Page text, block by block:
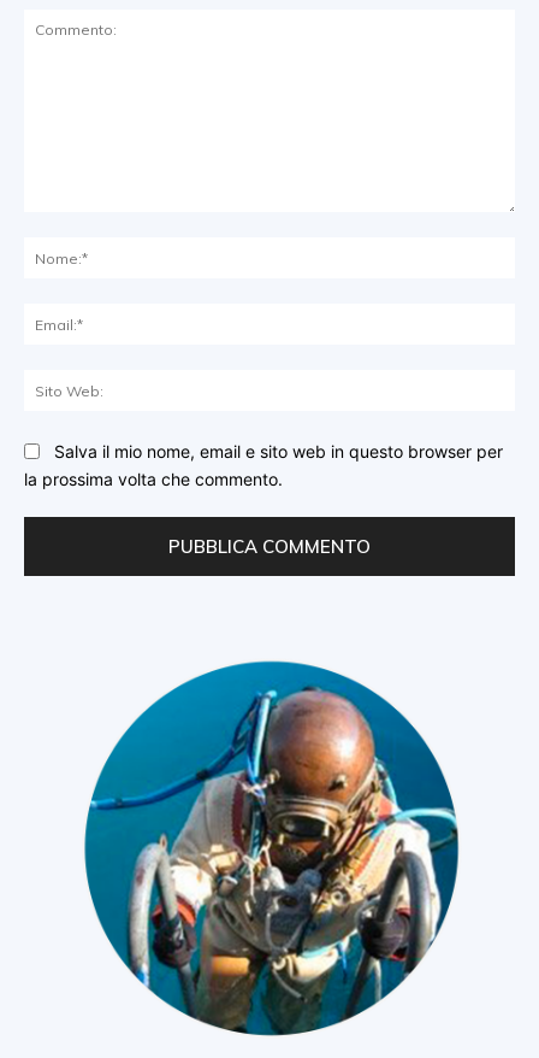
Salva il mio nome, email e sito web in questo browser per
la prossima volta che commento.